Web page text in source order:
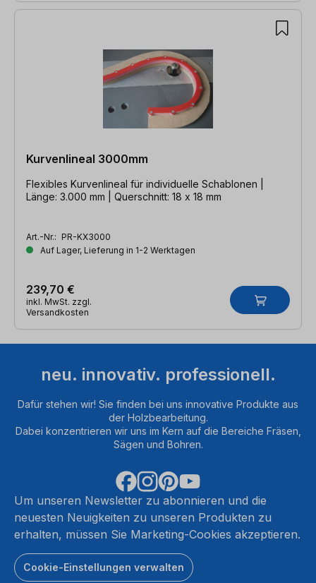
Kurvenlineal 3000mm
Flexibles Kurvenlineal für individuelle Schablonen |
Länge: 3.000 mm | Querschnitt: 18 x 18 mm
Art.-Nr.: PR-KX3000
Auf Lager, Lieferung in 1-2 Werktagen
239,70 €
inkl. MwSt. zzgl.
Versandkosten
neu. innovativ. professionell.
Dafür stehen wir! Sie finden bei uns innovative Produkte aus
der Holzbearbeitung.
Dabei konzentrieren wir uns im Kern auf die Bereiche Fräsen,
Sägen und Bohren.
Um unseren Newsletter zu abonnieren und die
neuesten Neuigkeiten zu unseren Produkten zu
erhalten, müssen Sie Marketing-Cookies akzeptieren.
Cookie-Einstellungen verwalten